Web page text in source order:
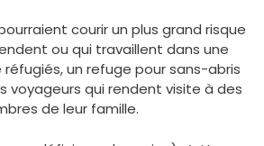
courir un plus grand risque
ou qui travaillent dans une
un refuge pour sans-abris
voyageurs qui rendent visite à des
de leur famille.